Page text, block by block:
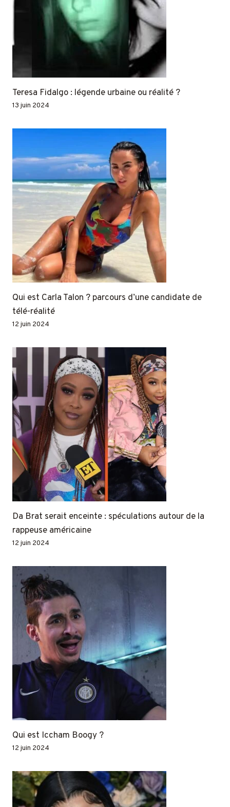
Teresa Fidalgo : légende urbaine ou réalité ?
13 juin 2024
Qui est Carla Talon ? parcours d’une candidate de
télé-réalité
12 juin 2024
Da Brat serait enceinte : spéculations autour de la
rappeuse américaine
12 juin 2024
Qui est Iccham Boogy ?
12 juin 2024